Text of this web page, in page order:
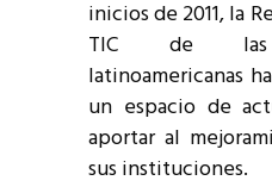
inicios de 2011, la
TIC de las
latinoamericanas
un espacio de
aportar al
sus instituciones.